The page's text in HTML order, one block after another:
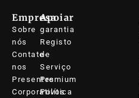
Empresa
Sobre
nós
Contate-
nos
Presentes
Corporativos
Apoiar
garantia
Registo
de
Serviço
Premium
Política